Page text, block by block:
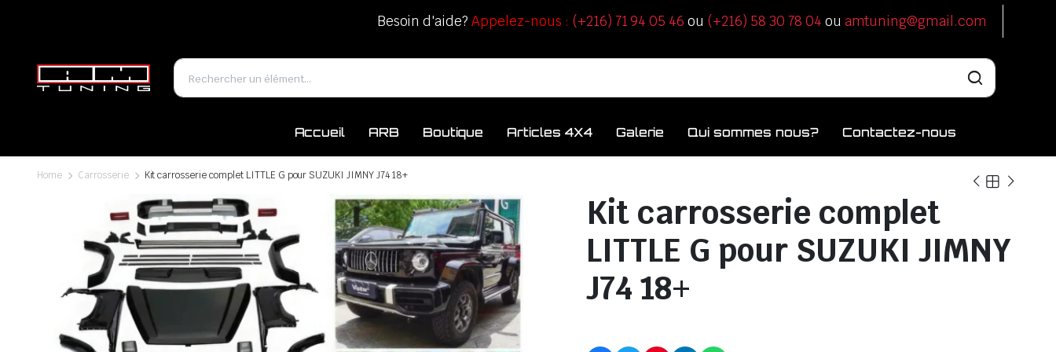
Besoin d'aide?Appelez-nous : (+216) 71 94 05 46 ou (+216) 58 30 78 04 ou amtuning@gmail.com
Accueil ARB Boutique Articles 4X4 Galerie Qui sommes nous? Contactez-nous
Home Carrosserie Kit carrosserie complet LITTLE G pour SUZUKI JIMNY J74 18+
Kit carrosserie complet
LITTLE G pour SUZUKI JIMNY
J74 18+